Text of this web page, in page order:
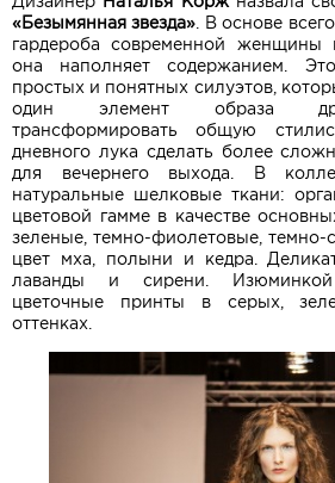
«Безымянная звезда» . В основе
гардероба современной
она наполняет содержанием.
простых и понятных силуэтов,
один элемент образа
трансформировать общую
дневного лука сделать более
для вечернего выхода. В
натуральные шелковые ткани:
цветовой гамме в качестве
зеленые, темно-фиолетовые, темно-
цвет мха, полыни и кедра.
лаванды и сирени.
цветочные принты в серых,
оттенках.